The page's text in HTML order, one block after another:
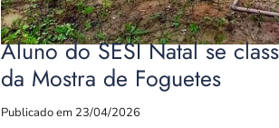
Aluno do SESI Natal se
da Mostra de Foguetes
Publicado em 23/04/2026